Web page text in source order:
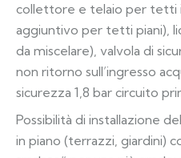
collettore e telaio per tetti
aggiuntivo per tetti piani),
da miscelare), valvola di
non ritorno sull’ingresso
sicurezza 1,8 bar circuito
Possibilità di installazione
in piano (terrazzi, giardini)